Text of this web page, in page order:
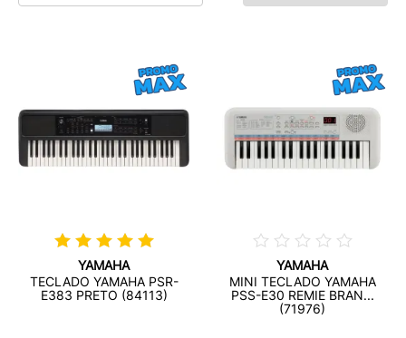
YAMAHA
TECLADO YAMAHA PSR-
E383 PRETO (84113)
YAMAHA
MINI TECLADO YAMAHA
PSS-E30 REMIE BRAN...
(71976)